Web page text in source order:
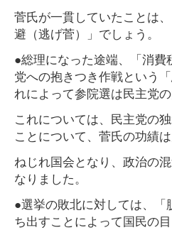
菅氏が一貫していたことは
避（逃げ菅）」でしょう。
●総理になった途端、「消
党への抱きつき作戦という
れによって参院選は民主党の
これについては、民主党の
ことについて、菅氏の功績
ねじれ国会となり、政治の
なりました。
●選挙の敗北に対しては、
ち出すことによって国民の目